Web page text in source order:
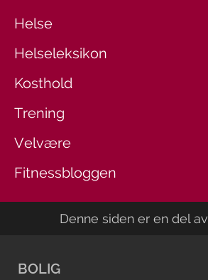
Helse
Helseleksikon
Kosthold
Trening
Velvære
Fitnessbloggen
Denne siden er en del av
BOLIG